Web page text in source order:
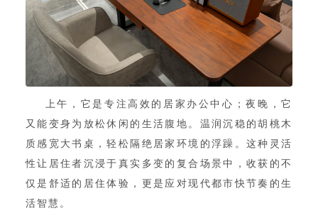
上午，它是专注高效的居家办公中心；夜晚，它
又能变身为放松休闲的生活腹地。温润沉稳的胡桃木
质感宽大书桌，轻松隔绝居家环境的浮躁。这种灵活
性让居住者沉浸于真实多变的复合场景中，收获的不
仅是舒适的居住体验，更是应对现代都市快节奏的生
活智慧。